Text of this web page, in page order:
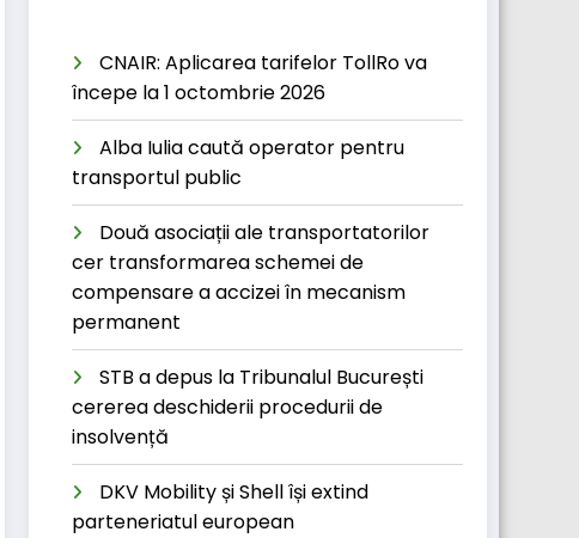
CNAIR: Aplicarea tarifelor TollRo va
începe la 1 octombrie 2026
Alba Iulia caută operator pentru
transportul public
Două asociații ale transportatorilor
cer transformarea schemei de
compensare a accizei în mecanism
permanent
STB a depus la Tribunalul București
cererea deschiderii procedurii de
insolvență
DKV Mobility și Shell își extind
parteneriatul european